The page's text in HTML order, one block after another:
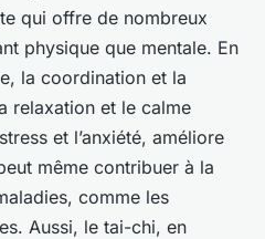
qui offre de nombreux
physique que mentale. En
la coordination et la
relaxation et le calme
et l’anxiété, améliore
même contribuer à la
comme les
Aussi, le tai-chi, en